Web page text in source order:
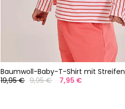
Baumwoll-Baby-T-Shirt mit Streifen
19,95 € 9,95 € 7,95 €